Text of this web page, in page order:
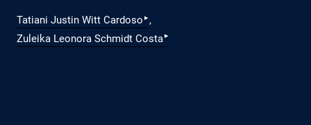
Tatiani Justin Witt Cardoso ▸
Zuleika Leonora Schmidt Costa▸